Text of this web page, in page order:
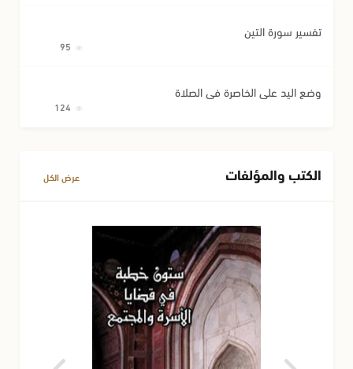
تفسير سورة التين
وضع اليد على الخاصرة في الصلاة
الكتب والمؤلفات عرض الكل